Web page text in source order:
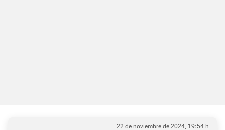
22 de noviembre de 2024, 19:54 h